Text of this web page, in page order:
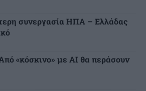
συνεργασία ΗΠΑ – Ελλάδας
«κόσκινο» με AI θα περάσουν